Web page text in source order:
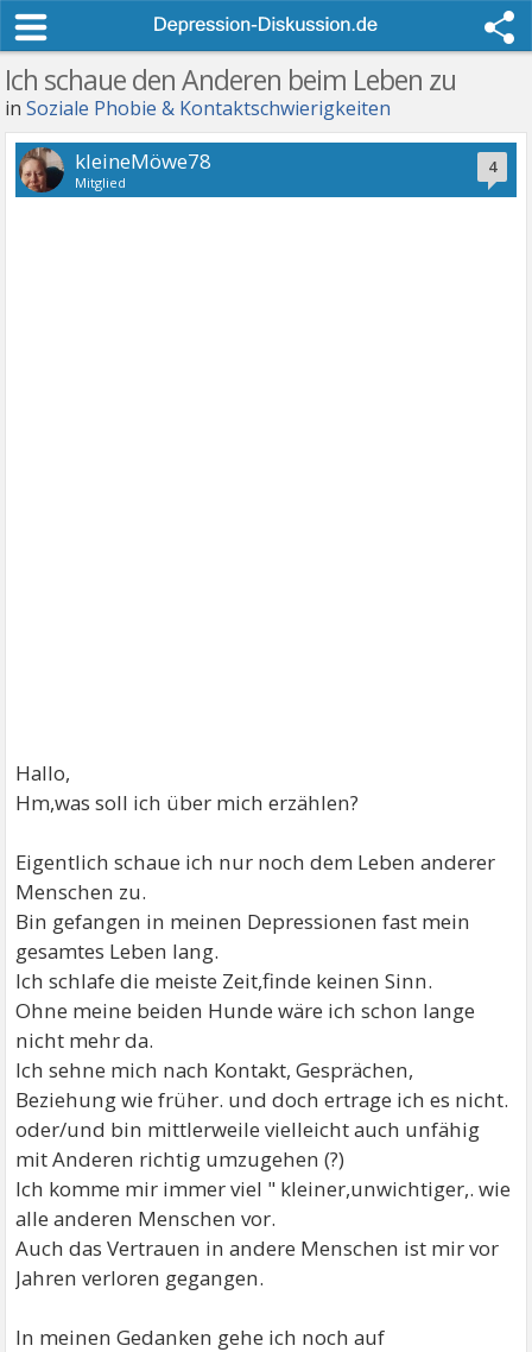
Ich schaue den Anderen beim Leben zu
inSoziale Phobie & Kontaktschwierigkeiten
4
kleineMöwe78
Mitglied
Hallo,
Hm,was soll ich über mich erzählen?
Eigentlich schaue ich nur noch dem Leben anderer
Menschen zu.
Bin gefangen in meinen Depressionen fast mein
gesamtes Leben lang.
Ich schlafe die meiste Zeit,finde keinen Sinn.
Ohne meine beiden Hunde wäre ich schon lange
nicht mehr da.
Ich sehne mich nach Kontakt, Gesprächen,
Beziehung wie früher. und doch ertrage ich es nicht.
oder/und bin mittlerweile vielleicht auch unfähig
mit Anderen richtig umzugehen (?)
Ich komme mir immer viel " kleiner,unwichtiger,. wie
alle anderen Menschen vor.
Auch das Vertrauen in andere Menschen ist mir vor
Jahren verloren gegangen.
In meinen Gedanken gehe ich noch auf